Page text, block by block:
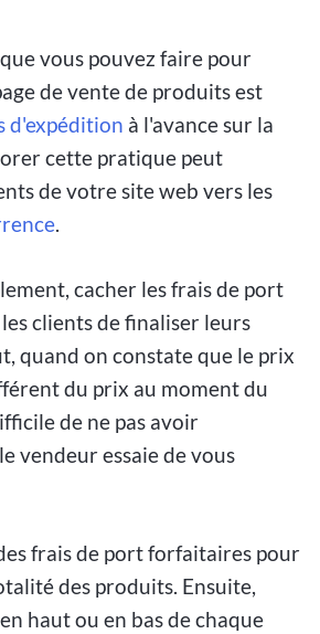
vous pouvez faire pour
de vente de produits est
d'expédition à l'avance sur la
cette pratique peut
de votre site web vers les
.
cacher les frais de port
clients de finaliser leurs
quand on constate que le prix
du prix au moment du
de ne pas avoir
vendeur essaie de vous
frais de port forfaitaires pour
des produits. Ensuite,
haut ou en bas de chaque